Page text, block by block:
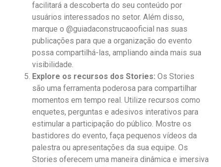
facilitará a descoberta do seu conteúdo por
usuários interessados no setor. Além disso,
marque o @guiadaconstrucaooficial nas suas
publicações para que a organização do evento
possa compartilhá-las, ampliando ainda mais sua
visibilidade.
Explore os recursos dos Stories: Os Stories
são uma ferramenta poderosa para compartilhar
momentos em tempo real. Utilize recursos como
enquetes, perguntas e adesivos interativos para
estimular a participação do público. Mostre os
bastidores do evento, faça pequenos vídeos da
palestra ou apresentações da sua equipe. Os
Stories oferecem uma maneira dinâmica e imersiva